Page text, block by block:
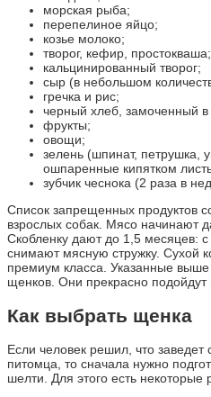
морская рыба;
перепелиное яйцо;
козье молоко;
творог, кефир, простокваша;
кальцинированный творог;
сыр (в небольшом
гречка и рис;
черный хлеб, замоченный
фрукты;
овощи;
зелень (шпинат, петрушка,
ошпаренные кипятком
зубчик чеснока (2 раза в
Список запрещенных продуктов
взрослых собак. Мясо начинают
Скобленку дают до 1,5 месяцев:
снимают мясную стружку. Сухой
премиум класса. Указанные
щенков. Они прекрасно
Как выбрать щенка
Если человек решил, что заведет
питомца, то сначала нужно
шелти. Для этого есть некоторые